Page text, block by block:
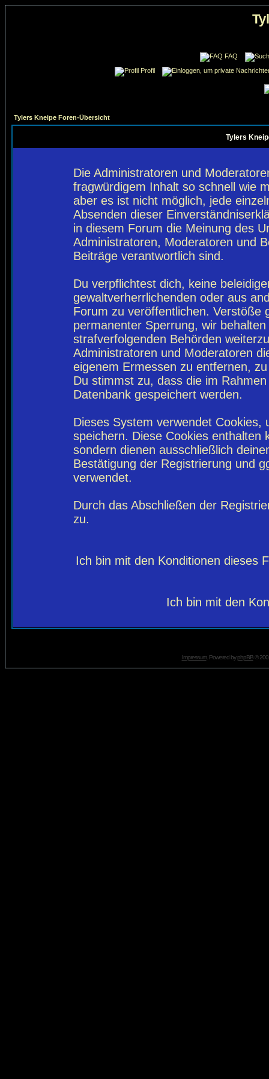
FAQ
Profil
Tylers Kneipe Foren-Übersicht
Tylers
Die Administratoren und
fragwürdigem Inhalt so schnell wie
aber es ist nicht möglich, jede
Absenden dieser
in diesem Forum die Meinung des
Administratoren, Moderatoren und
Beiträge verantwortlich sind.
Du verpflichtest dich, keine
gewaltverherrlichenden oder aus
Forum zu veröffentlichen. Verstöße
permanenter Sperrung, wir
strafverfolgenden Behörden
Administratoren und Moderatoren
eigenem Ermessen zu entfernen,
Du stimmst zu, dass die im
Datenbank gespeichert werden.
Dieses System verwendet
speichern. Diese Cookies enthalten
sondern dienen ausschließlich
Bestätigung der Registrierung und
verwendet.
Durch das Abschließen der
zu.
Ich bin mit den Konditionen dieses
Ich bin mit den
Impressum. Powered byphpBB©